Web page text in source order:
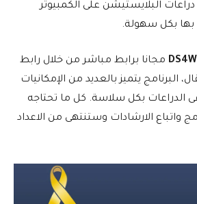
البلايستيشن على الكمبيوتر
بها بكل سهولة.
مجانا برابط مباشر من خلال رابط
البرنامج يتميز بالعديد من الإمكانيات
الدراعات بكل سلاسة. كل ما تحتاجه
واتباع الارشادات وستنتهى من الاعداد